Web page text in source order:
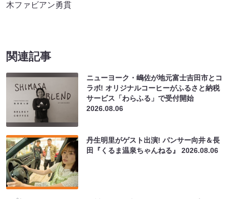
木ファビアン勇貫
関連記事
ニューヨーク・嶋佐が地元富士吉田市とコ
ラボ! オリジナルコーヒーがふるさと納税
サービス「わらふる」で受付開始
2026.08.06
丹生明里がゲスト出演! パンサー向井＆長
田『くるま温泉ちゃんねる』2026.08.06